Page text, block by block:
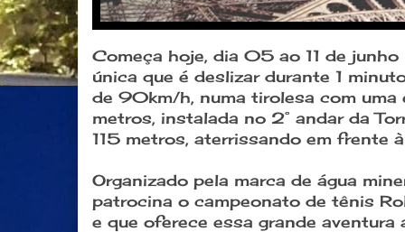
Começa hoje, dia 05 ao 11 de
única que é deslizar durante 1
de 90km/h, numa tirolesa com
metros, instalada no 2° andar da
115 metros, aterrissando em frente
Organizado pela marca de água
patrocina o campeonato de tênis
e que oferece essa grande aventura